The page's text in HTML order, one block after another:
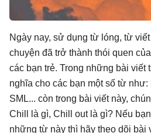
Ngày nay, sử dụng từ lóng, từ viết
chuyện đã trở thành thói quen
các bạn trẻ. Trong những bài viết
nghĩa cho các bạn một số từ như:
SML... còn trong bài viết này,
Chill là gì, Chill out là gì? Nếu
những từ này thì hãy theo dõi